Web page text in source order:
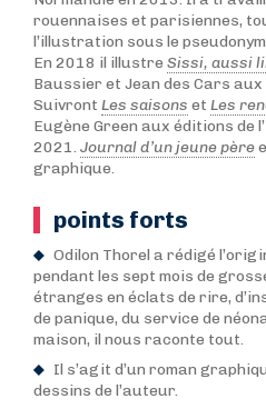
rouennaises et parisiennes,
l’illustration sous le
En 2018 il illustre Sissi, aussi
Baussier et Jean des Cars
Suivront Les saisons et Les
Eugène Green aux éditions de
2021. Journal d’un jeune père
graphique.
points forts
Odilon Thorel a rédigé
pendant les sept mois de
étranges en éclats de rire,
de panique, du service de
maison, il nous raconte tout.
Il s’agit d’un roman
dessins de l’auteur.